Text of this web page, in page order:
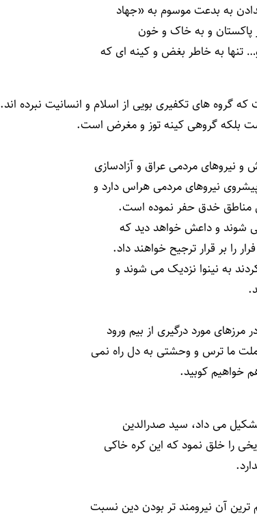
پاکستان و به خاک و خون
گروه های تکفیری بویی از اسلام و انسانیت نبرده اند.
بلکه گروهی کینه توز و مغرض است.
نیروهای مردمی عراق و آزادسازی
نیروهای مردمی هراس دارد و
مناطق خدق حفر نموده است.
می شوند و داعش خواهد دید که
را بر قرار ترجیح خواهند داد.
به نینوا نزدیک می شوند و
مورد درگیری از بیم ورود
ما ترس و وحشتی به دل راه نمی
خواهیم کوبید.
می داد، سید صدرالدین
را خلق نمود که این کره خاکی
آن نیرومند تر بودن دین نسبت